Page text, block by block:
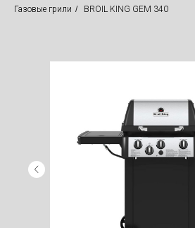
Газовые грили / BROIL KING GEM 340